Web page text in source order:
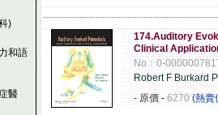
)
和語
醫
174.Auditory
Clinical
No：0-
Robert F Burkard
- 原價 - 6270 (熱賣